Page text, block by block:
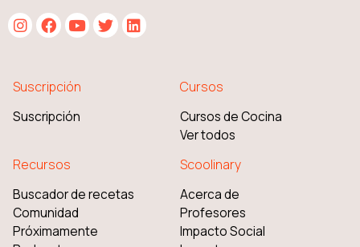
Suscripción
Suscripción
Cursos
Cursos de Cocina
Ver todos
Recursos
Buscador de recetas
Comunidad
Próximamente
Scoolinary
Acerca de
Profesores
Impacto Social